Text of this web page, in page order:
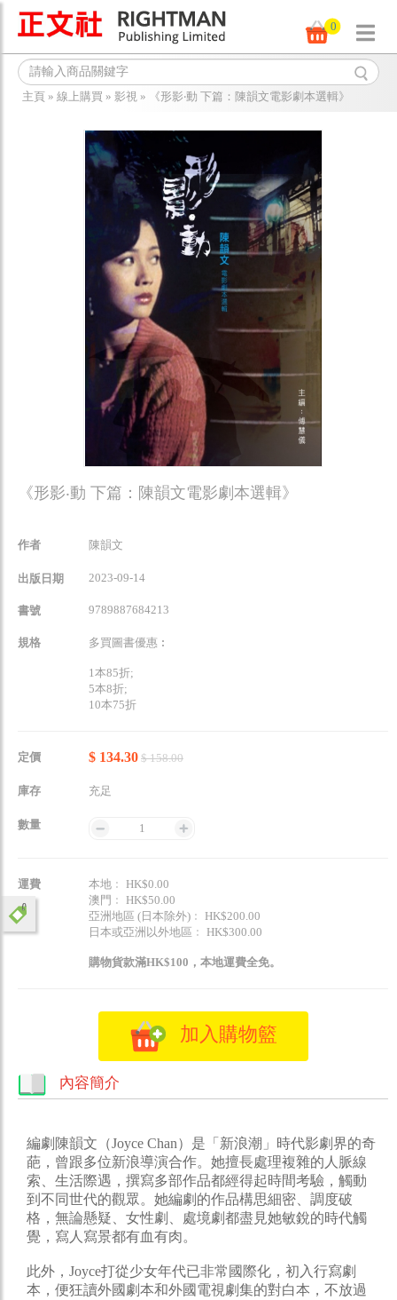
0
主頁 » 線上購買 » 影視 » 《形影‧動 下篇：陳韻文電影劇本選輯》
《形影‧動 下篇：陳韻文電影劇本選輯》
作者 陳韻文
出版日期 2023-09-14
書號 9789887684213
規格 多買圖書優惠︰
1本85折;
5本8折;
10本75折
定價 $ 134.30 $ 158.00
庫存 充足
數量 1
運費
本地﹕ HK$0.00
澳門﹕ HK$50.00
亞洲地區 (日本除外)﹕ HK$200.00
日本或亞洲以外地區﹕ HK$300.00
購物貨款滿HK$100，本地運費全免。
加入購物籃
內容簡介
編劇陳韻文（Joyce Chan）是「新浪潮」時代影劇界的奇
葩，曾跟多位新浪導演合作。她擅長處理複雜的人脈線
索、生活際遇，撰寫多部作品都經得起時間考驗，觸動
到不同世代的觀眾。她編劇的作品構思細密、調度破
格，無論懸疑、女性劇、處境劇都盡見她敏銳的時代觸
覺，寫人寫景都有血有肉。
此外，Joyce打從少女年代已非常國際化，初入行寫劇
本，便狂讀外國劇本和外國電視劇集的對白本，不放過